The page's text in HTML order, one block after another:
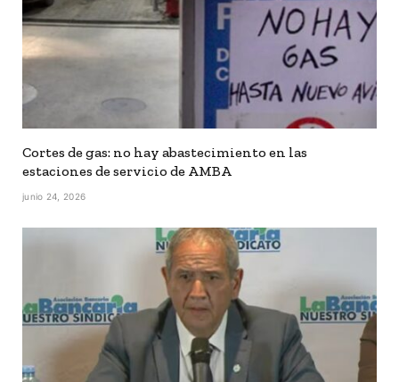
Cortes de gas: no hay abastecimiento en las
estaciones de servicio de AMBA
junio 24, 2026